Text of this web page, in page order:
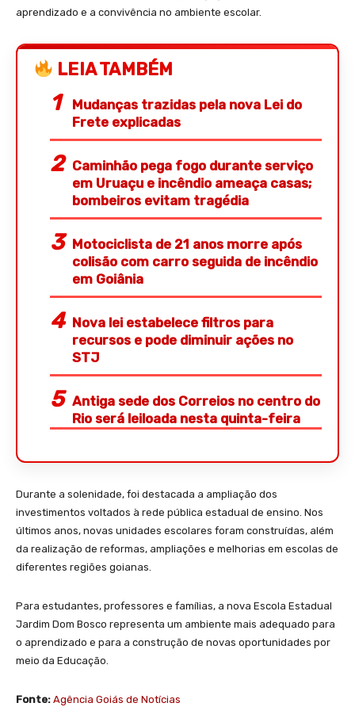
aprendizado e a convivência no ambiente escolar.
LEIA TAMBÉM
Mudanças trazidas pela nova Lei do
Frete explicadas
Caminhão pega fogo durante serviço
em Uruaçu e incêndio ameaça casas;
bombeiros evitam tragédia
Motociclista de 21 anos morre após
colisão com carro seguida de incêndio
em Goiânia
Nova lei estabelece filtros para
recursos e pode diminuir ações no
STJ
Antiga sede dos Correios no centro do
Rio será leiloada nesta quinta-feira
Durante a solenidade, foi destacada a ampliação dos
investimentos voltados à rede pública estadual de ensino. Nos
últimos anos, novas unidades escolares foram construídas, além
da realização de reformas, ampliações e melhorias em escolas de
diferentes regiões goianas.
Para estudantes, professores e famílias, a nova Escola Estadual
Jardim Dom Bosco representa um ambiente mais adequado para
o aprendizado e para a construção de novas oportunidades por
meio da Educação.
Fonte: Agência Goiás de Notícias